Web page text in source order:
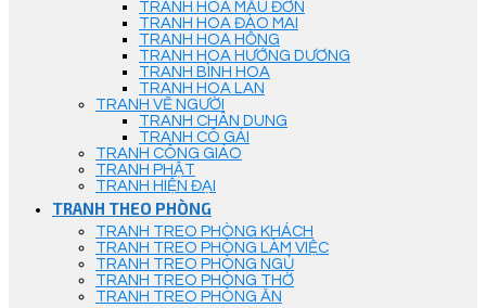
TRANH HOA MẪU ĐƠN
TRANH HOA ĐÀO MAI
TRANH HOA HỒNG
TRANH HOA HƯỚNG DƯƠNG
TRANH BÌNH HOA
TRANH HOA LAN
TRANH VẼ NGƯỜI
TRANH CHÂN DUNG
TRANH CÔ GÁI
TRANH CÔNG GIÁO
TRANH PHẬT
TRANH HIỆN ĐẠI
TRANH THEO PHÒNG
TRANH TREO PHÒNG KHÁCH
TRANH TREO PHÒNG LÀM VIỆC
TRANH TREO PHÒNG NGỦ
TRANH TREO PHÒNG THỜ
TRANH TREO PHÒNG ĂN